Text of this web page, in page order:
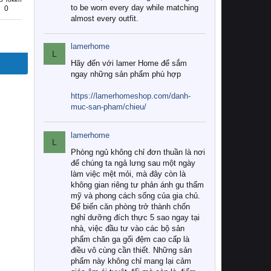
0
to be worn every day while matching
almost every outfit.
L
lamerhome
Hãy đến với lamer Home để sắm
ngay những sản phẩm phù hợp
https://lamerhomeshop.com/danh-
muc-san-pham/chieu/
L
lamerhome
Phòng ngủ không chỉ đơn thuần là nơi
để chúng ta ngả lưng sau một ngày
làm việc mệt mỏi, mà đây còn là
không gian riêng tư phản ánh gu thẩm
mỹ và phong cách sống của gia chủ.
Để biến căn phòng trở thành chốn
nghỉ dưỡng đích thực 5 sao ngay tại
nhà, việc đầu tư vào các bộ sản
phẩm chăn ga gối đệm cao cấp là
điều vô cùng cần thiết. Những sản
phẩm này không chỉ mang lại cảm